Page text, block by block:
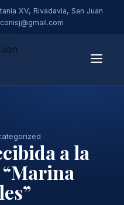
XV, Rivadavia, San Juan
a la